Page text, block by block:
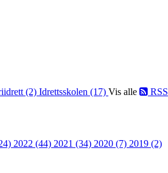
(2) Idrettsskolen (17) Vis alle RSS
2022 (44) 2021 (34) 2020 (7) 2019 (2)